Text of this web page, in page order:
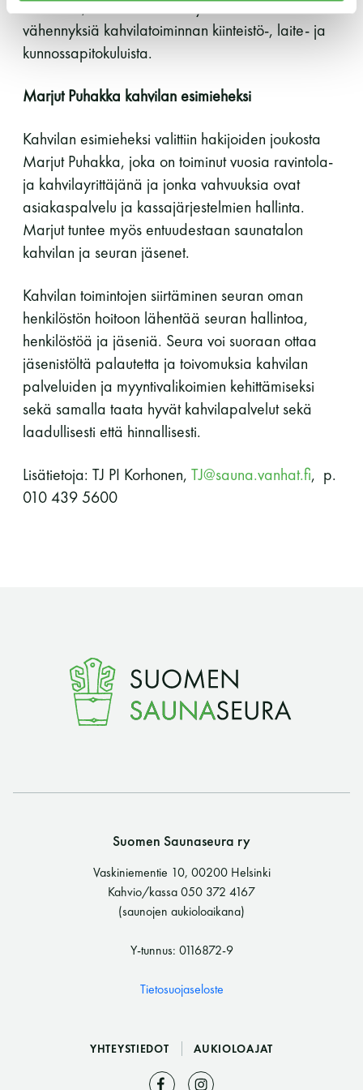
LUE LISÄÄ
ulkoistettu, seura ei voinut myöskään tehdä ALV-
vähennyksiä kahvilatoiminnan kiinteistö-, laite- ja
kunnossapitokuluista.
Marjut Puhakka kahvilan esimieheksi
Kahvilan esimieheksi valittiin hakijoiden joukosta
Marjut Puhakka, joka on toiminut vuosia ravintola-
ja kahvilayrittäjänä ja jonka vahvuuksia ovat
asiakaspalvelu ja kassajärjestelmien hallinta.
Marjut tuntee myös entuudestaan saunatalon
kahvilan ja seuran jäsenet.
Kahvilan toimintojen siirtäminen seuran oman
henkilöstön hoitoon lähentää seuran hallintoa,
henkilöstöä ja jäseniä. Seura voi suoraan ottaa
jäsenistöltä palautetta ja toivomuksia kahvilan
palveluiden ja myyntivalikoimien kehittämiseksi
sekä samalla taata hyvät kahvilapalvelut sekä
laadullisesti että hinnallisesti.
Lisätietoja: TJ PI Korhonen, TJ@sauna.vanhat.fi, p.
010 439 5600
Suomen Saunaseura ry
Vaskiniementie 10, 00200 Helsinki
Kahvio/kassa 050 372 4167
(saunojen aukioloaikana)
Y-tunnus: 0116872-9
Tietosuojaseloste
YHTEYSTIEDOT AUKIOLOAJAT